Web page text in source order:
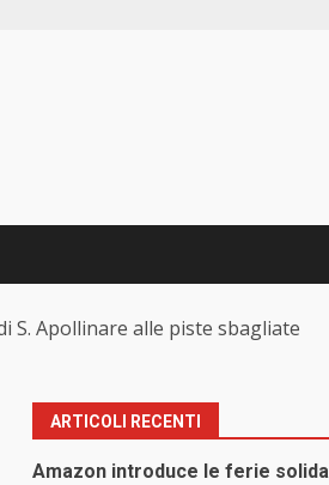
S. Apollinare alle piste sbagliate
ARTICOLI RECENTI
Amazon introduce le ferie